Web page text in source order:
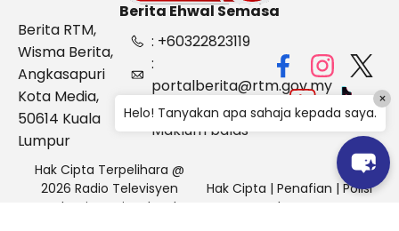
Berita Ehwal Semasa
Berita RTM,
Wisma Berita,
Angkasapuri
Kota Media,
50614 Kuala
Lumpur
: +60322823119
:
portalberita@rtm.gov.my
: Aduan &
Maklum balas
Hak Cipta Terpelihara @
2026 Radio Televisyen
Malaysia, Berita Ehwal
Hak Cipta | Penafian | Polisi
Keselamatan
Helo! Tanyakan apa sahaja kepada saya.
×